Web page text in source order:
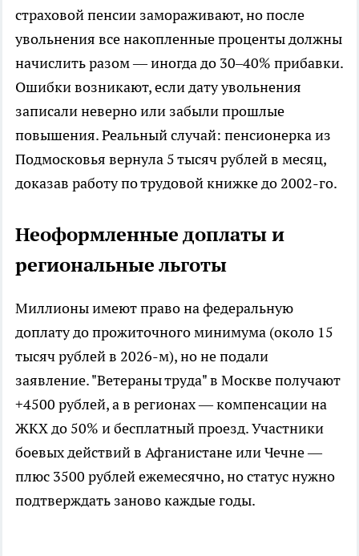
страховой пенсии замораживают, но после
увольнения все накопленные проценты должны
начислить разом — иногда до 30–40% прибавки.
Ошибки возникают, если дату увольнения
записали неверно или забыли прошлые
повышения. Реальный случай: пенсионерка из
Подмосковья вернула 5 тысяч рублей в месяц,
доказав работу по трудовой книжке до 2002-го.
Неоформленные доплаты и
региональные льготы
Миллионы имеют право на федеральную
доплату до прожиточного минимума (около 15
тысяч рублей в 2026-м), но не подали
заявление. "Ветераны труда" в Москве получают
+4500 рублей, а в регионах — компенсации на
ЖКХ до 50% и бесплатный проезд. Участники
боевых действий в Афганистане или Чечне —
плюс 3500 рублей ежемесячно, но статус нужно
подтверждать заново каждые годы.